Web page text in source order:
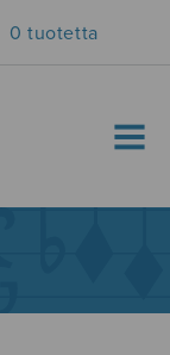
0 tuotetta
MENU